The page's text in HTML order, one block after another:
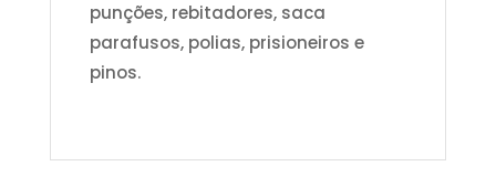
punções, rebitadores, saca
parafusos, polias, prisioneiros e
pinos.